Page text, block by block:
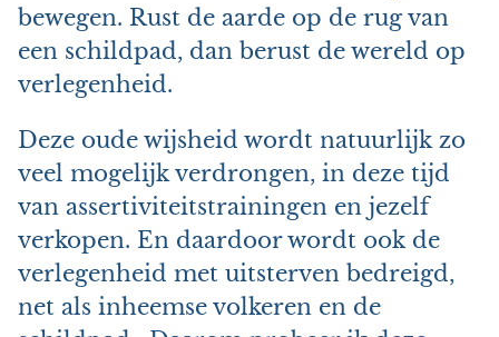
bewegen. Rust de aarde op de rug van
een schildpad, dan berust de wereld op
verlegenheid.
Deze oude wijsheid wordt natuurlijk zo
veel mogelijk verdrongen, in deze tijd
van assertiviteitstrainingen en jezelf
verkopen. En daardoor wordt ook de
verlegenheid met uitsterven bedreigd,
net als inheemse volkeren en de